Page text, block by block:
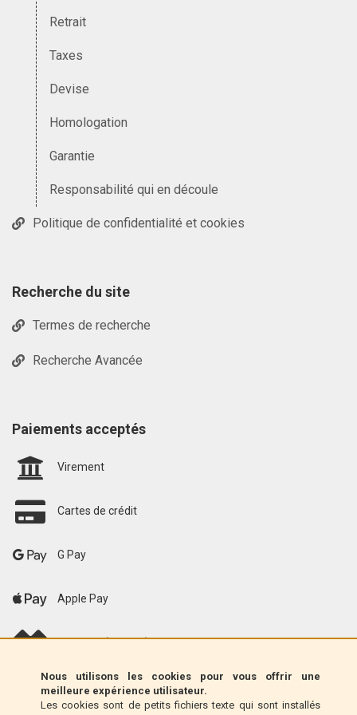
Nous utilisons les cookies pour vous offrir une
meilleure expérience utilisateur.
Les cookies sont de petits fichiers texte qui sont installés
Retrait
Taxes
Devise
Homologation
Garantie
Responsabilité qui en découle
Politique de confidentialité et cookies
Recherche du site
Termes de recherche
Recherche Avancée
Paiements acceptés
Virement
Cartes de crédit
G Pay
Apple Pay
scalapay (EU only)
Klarna (UE uniquement)